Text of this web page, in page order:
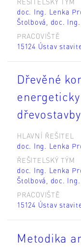
doc. Ing. Lenka
Štolbová
doc.
PRACOVIŠTĚ
15124 Ústav
Dřevěné
dřevostavby
HLAVNÍ ŘEŠITEL
doc. Ing. Lenka
ŘEŠITELSKÝ TÝM
doc. Ing. Lenka
Štolbová
doc.
PRACOVIŠTĚ
15124 Ústav
Metodika